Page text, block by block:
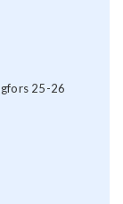
25-26